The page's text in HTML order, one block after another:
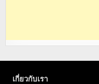
เกี่ยวกับเรา